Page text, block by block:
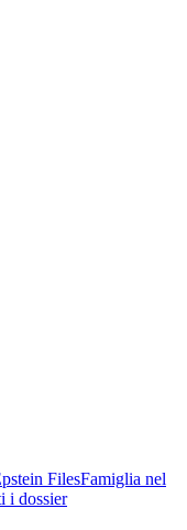
FilesFamiglia nel
i dossier